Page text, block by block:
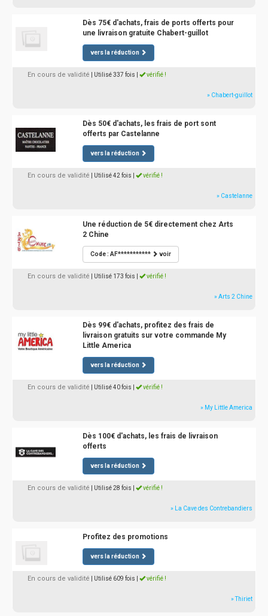
Dès 75€ d'achats, frais de ports offerts pour
une livraison gratuite Chabert-guillot
vers la réduction
En cours de validité | Utilisé 337 fois vérifié !
» Chabert-guillot
Dès 50€ d'achats, les frais de port sont
offerts par Castelanne
vers la réduction
En cours de validité | Utilisé 42 fois vérifié !
» Castelanne
Une réduction de 5€ directement chez Arts
2 Chine
Code : AF*********** voir
En cours de validité | Utilisé 173 fois vérifié !
» Arts 2 Chine
Dès 99€ d'achats, profitez des frais de
livraison gratuits sur votre commande My
Little America
vers la réduction
En cours de validité | Utilisé 40 fois vérifié !
» My Little America
Dès 100€ d'achats, les frais de livraison
offerts
vers la réduction
En cours de validité | Utilisé 28 fois vérifié !
» La Cave des Contrebandiers
Profitez des promotions
vers la réduction
En cours de validité | Utilisé 609 fois vérifié !
» Thiriet